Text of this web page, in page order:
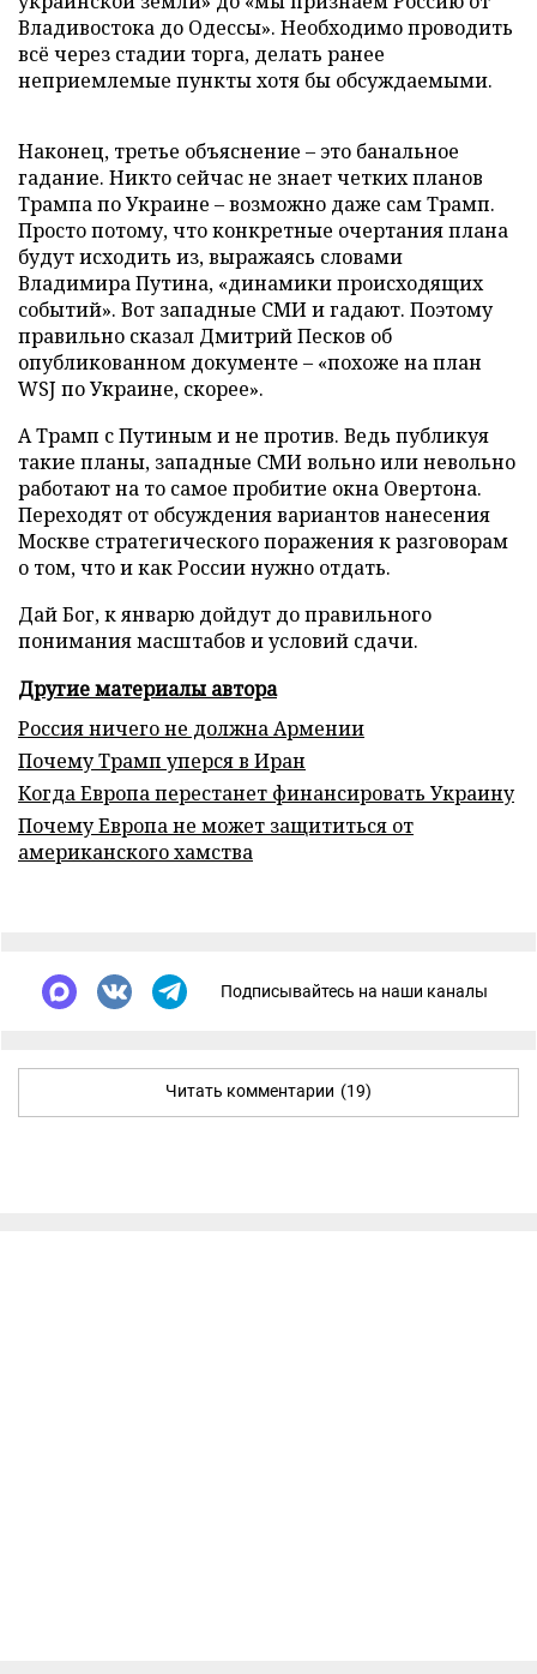
Владивостока до Одессы». Необходимо проводить
всё через стадии торга, делать ранее
неприемлемые пункты хотя бы обсуждаемыми.
Наконец, третье объяснение – это банальное
гадание. Никто сейчас не знает четких планов
Трампа по Украине – возможно даже сам Трамп.
Просто потому, что конкретные очертания плана
будут исходить из, выражаясь словами
Владимира Путина, «динамики происходящих
событий». Вот западные СМИ и гадают. Поэтому
правильно сказал Дмитрий Песков об
опубликованном документе – «похоже на план
WSJ по Украине, скорее».
А Трамп с Путиным и не против. Ведь публикуя
такие планы, западные СМИ вольно или невольно
работают на то самое пробитие окна Овертона.
Переходят от обсуждения вариантов нанесения
Москве стратегического поражения к разговорам
о том, что и как России нужно отдать.
Дай Бог, к январю дойдут до правильного
понимания масштабов и условий сдачи.
Другие материалы автора
Россия ничего не должна Армении
Почему Трамп уперся в Иран
Когда Европа перестанет финансировать Украину
Почему Европа не может защититься от
американского хамства
Подписывайтесь на наши каналы
Читать комментарии (19)